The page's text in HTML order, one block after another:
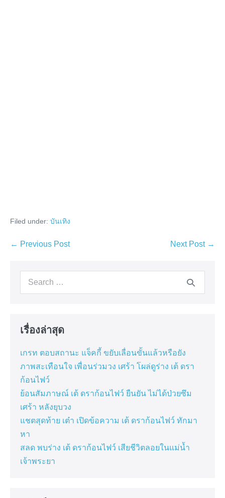
Filed under: บันเทิง
Post
← Previous Post Next Post →
Search
เรื่องล่าสุด
เกรท ตอบสถานะ แจ็คกี้ ขยับเลื่อนขั้นแล้วหรือยัง
ภาพสะเทือนใจ เพื่อนร่วมวง เศร้า โผล่ดูร่าง เต้ ดรา
ก้อนไฟว์
ย้อนสัมภาษณ์ เต้ ดราก้อนไฟว์ ยืนยัน ไม่ได้ป่วยซึม
เศร้า หลังยุบวง
แชตสุดท้าย เต๋า เปิดข้อความ เต้ ดราก้อนไฟว์ ทักมา
หา
สลด พบร่าง เต้ ดราก้อนไฟว์ เสียชีวิตลอยในแม่น้ำ
เจ้าพระยา